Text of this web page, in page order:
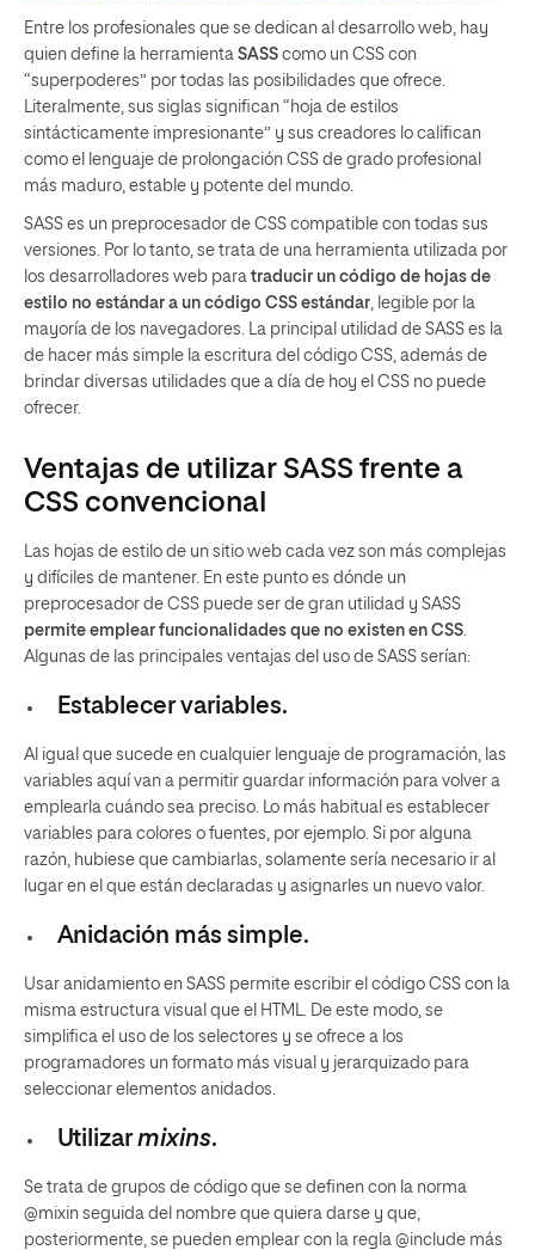
Entre los profesionales que se dedican al desarrollo web, hay
quien define la herramienta SASS como un CSS con
“superpoderes” por todas las posibilidades que ofrece.
Literalmente, sus siglas significan “hoja de estilos
sintácticamente impresionante” y sus creadores lo califican
como el lenguaje de prolongación CSS de grado profesional
más maduro, estable y potente del mundo.
SASS es un preprocesador de CSS compatible con todas sus
versiones. Por lo tanto, se trata de una herramienta utilizada por
los desarrolladores web para traducir un código de hojas de
estilo no estándar a un código CSS estándar , legible por la
mayoría de los navegadores. La principal utilidad de SASS es la
de hacer más simple la escritura del código CSS, además de
brindar diversas utilidades que a día de hoy el CSS no puede
ofrecer.
Ventajas de utilizar SASS frente a
CSS convencional
Las hojas de estilo de un sitio web cada vez son más complejas
y difíciles de mantener. En este punto es dónde un
preprocesador de CSS puede ser de gran utilidad y SASS
permite emplear funcionalidades que no existen en CSS
Algunas de las principales ventajas del uso de SASS serían:
Establecer variables.
Al igual que sucede en cualquier lenguaje de programación, las
variables aquí van a permitir guardar información para volver a
emplearla cuándo sea preciso. Lo más habitual es establecer
variables para colores o fuentes, por ejemplo. Si por alguna
razón, hubiese que cambiarlas, solamente sería necesario ir al
lugar en el que están declaradas y asignarles un nuevo valor.
Anidación más simple.
Usar anidamiento en SASS permite escribir el código CSS con la
misma estructura visual que el HTML. De este modo, se
simplifica el uso de los selectores y se ofrece a los
programadores un formato más visual y jerarquizado para
seleccionar elementos anidados.
Utilizarmixins.
Se trata de grupos de código que se definen con la norma
@mixin seguida del nombre que quiera darse y que,
posteriormente, se pueden emplear con la regla @include más